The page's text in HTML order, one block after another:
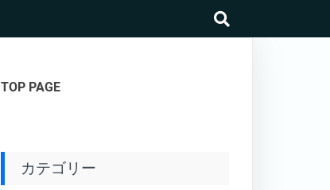
search
TOP PAGE
カテゴリー